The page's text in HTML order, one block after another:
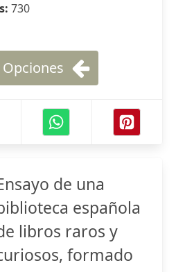
730
de una
española
libros raros y
formado